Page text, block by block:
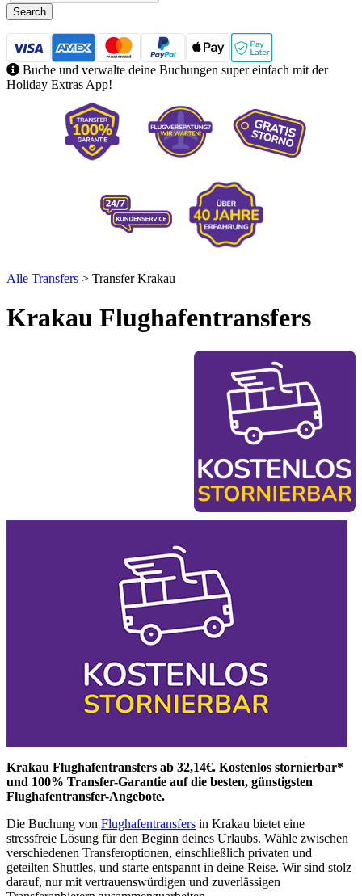
Search
Buche und verwalte deine Buchungen super einfach mit der
Holiday Extras App!
Alle Transfers > Transfer Krakau
Krakau Flughafentransfers
Krakau Flughafentransfers ab 32,14€. Kostenlos stornierbar*
und 100% Transfer-Garantie auf die besten, günstigsten
Flughafentransfer-Angebote.
Die Buchung von Flughafentransfers in Krakau bietet eine
stressfreie Lösung für den Beginn deines Urlaubs. Wähle zwischen
verschiedenen Transferoptionen, einschließlich privaten und
geteilten Shuttles, und starte entspannt in deine Reise. Wir sind stolz
darauf, nur mit vertrauenswürdigen und zuverlässigen